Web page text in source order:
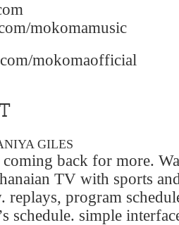
mokomamusic
mokomaofficial
GILES
back for more.
TV with sports
replays, program
schedule. simple